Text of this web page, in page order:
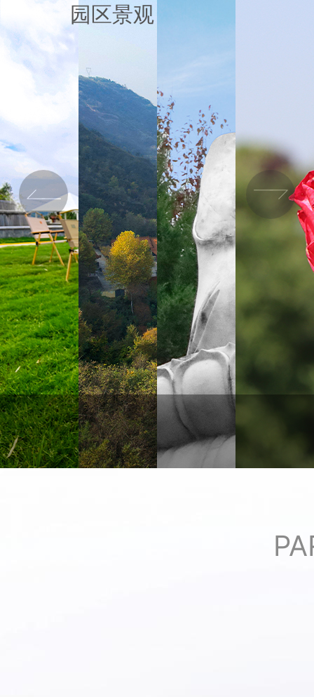
园区景观
银杏林
more +
喷泉广场
more + more +